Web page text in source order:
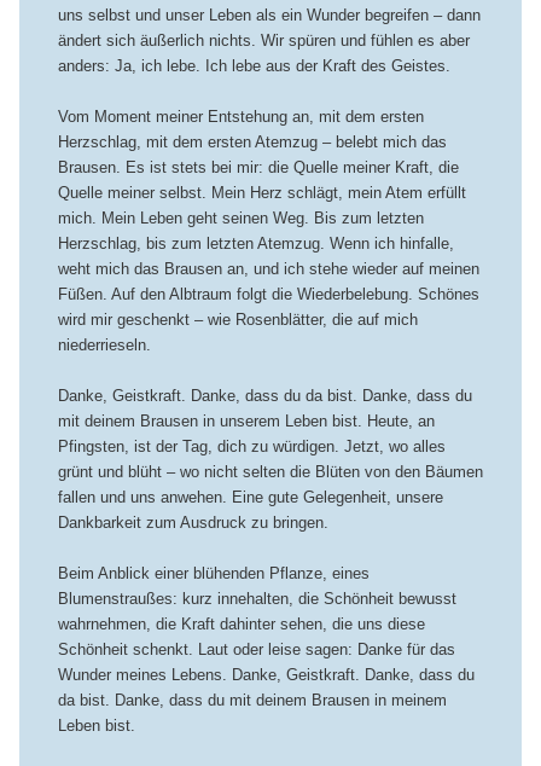
uns selbst und unser Leben als ein Wunder begreifen – dann
ändert sich äußerlich nichts. Wir spüren und fühlen es aber
anders: Ja, ich lebe. Ich lebe aus der Kraft des Geistes.
Vom Moment meiner Entstehung an, mit dem ersten
Herzschlag, mit dem ersten Atemzug – belebt mich das
Brausen. Es ist stets bei mir: die Quelle meiner Kraft, die
Quelle meiner selbst. Mein Herz schlägt, mein Atem erfüllt
mich. Mein Leben geht seinen Weg. Bis zum letzten
Herzschlag, bis zum letzten Atemzug. Wenn ich hinfalle,
weht mich das Brausen an, und ich stehe wieder auf meinen
Füßen. Auf den Albtraum folgt die Wiederbelebung. Schönes
wird mir geschenkt – wie Rosenblätter, die auf mich
niederrieseln.
Danke, Geistkraft. Danke, dass du da bist. Danke, dass du
mit deinem Brausen in unserem Leben bist. Heute, an
Pfingsten, ist der Tag, dich zu würdigen. Jetzt, wo alles
grünt und blüht – wo nicht selten die Blüten von den Bäumen
fallen und uns anwehen. Eine gute Gelegenheit, unsere
Dankbarkeit zum Ausdruck zu bringen.
Beim Anblick einer blühenden Pflanze, eines
Blumenstraußes: kurz innehalten, die Schönheit bewusst
wahrnehmen, die Kraft dahinter sehen, die uns diese
Schönheit schenkt. Laut oder leise sagen: Danke für das
Wunder meines Lebens. Danke, Geistkraft. Danke, dass du
da bist. Danke, dass du mit deinem Brausen in meinem
Leben bist.